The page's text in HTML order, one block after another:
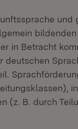
und
in Betracht
(z. B. durch